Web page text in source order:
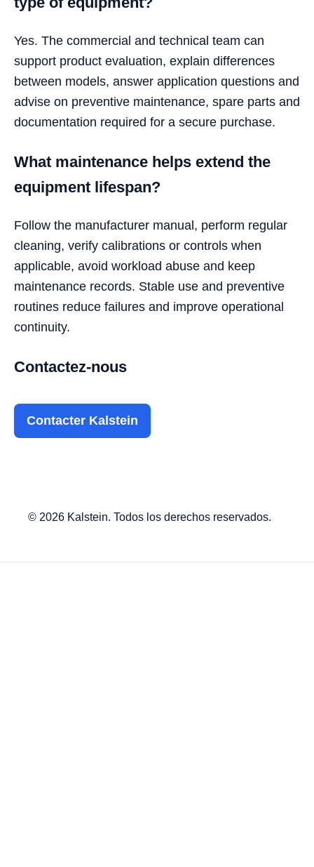
Yes. The commercial and technical team can
support product evaluation, explain differences
between models, answer application questions and
advise on preventive maintenance, spare parts and
documentation required for a secure purchase.
What maintenance helps extend the
equipment lifespan?
Follow the manufacturer manual, perform regular
cleaning, verify calibrations or controls when
applicable, avoid workload abuse and keep
maintenance records. Stable use and preventive
routines reduce failures and improve operational
continuity.
Contactez-nous
Contacter Kalstein
© 2026 Kalstein. Todos los derechos reservados.